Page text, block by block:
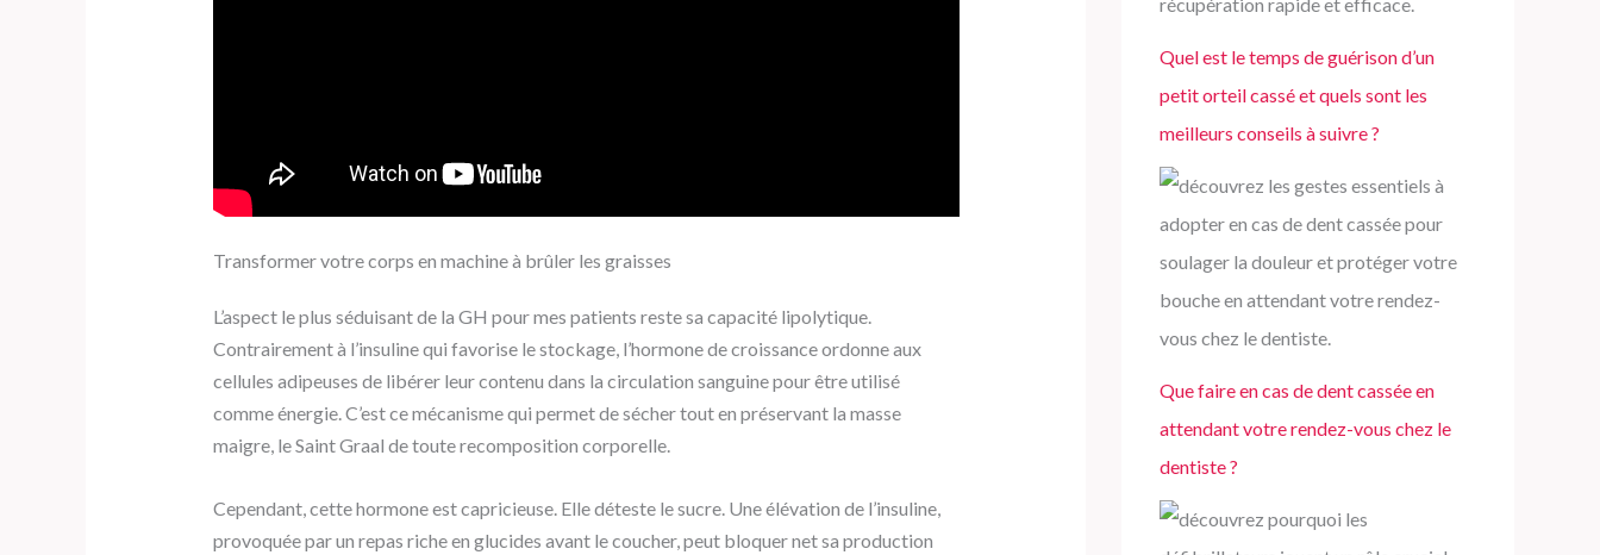
Transformer votre corps en machine à brûler les graisses
L’aspect le plus séduisant de la GH pour mes patients reste sa capacité lipolytique.
Contrairement à l’insuline qui favorise le stockage, l’hormone de croissance ordonne aux
cellules adipeuses de libérer leur contenu dans la circulation sanguine pour être utilisé
comme énergie. C’est ce mécanisme qui permet de sécher tout en préservant la masse
maigre, le Saint Graal de toute recomposition corporelle.
Cependant, cette hormone est capricieuse. Elle déteste le sucre. Une élévation de l’insuline,
provoquée par un repas riche en glucides avant le coucher, peut bloquer net sa production
Quel est le temps de guérison d’un
petit orteil cassé et quels sont les
meilleurs conseils à suivre ?
Que faire en cas de dent cassée en
attendant votre rendez-vous chez le
dentiste ?